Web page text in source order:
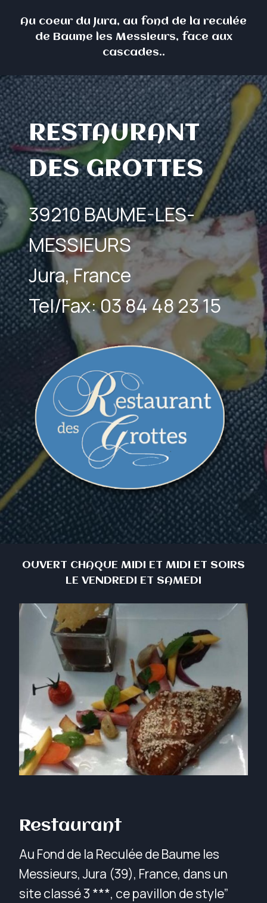
Au coeur du Jura, au fond de la reculée
de Baume les Messieurs, face aux
cascades..
RESTAURANT
DES GROTTES
39210 BAUME-LES-
MESSIEURS
Jura, France
Tel/Fax: 03 84 48 23 15
OUVERT CHAQUE MIDI ET MIDI ET SOIRS
LE VENDREDI ET SAMEDI
Restaurant
Au Fond de la Reculée de Baume les
Messieurs, Jura (39), France, dans un
site classé 3 ***, ce pavillon de style”